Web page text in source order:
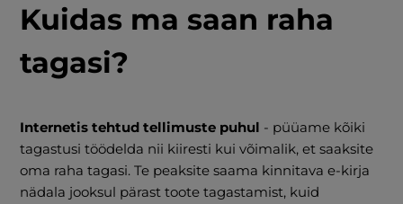
Kuidas ma saan raha
tagasi?
Internetis tehtud tellimuste puhul - püüame kõiki
tagastusi töödelda nii kiiresti kui võimalik, et saaksite
oma raha tagasi. Te peaksite saama kinnitava e-kirja
nädala jooksul pärast toote tagastamist, kuid